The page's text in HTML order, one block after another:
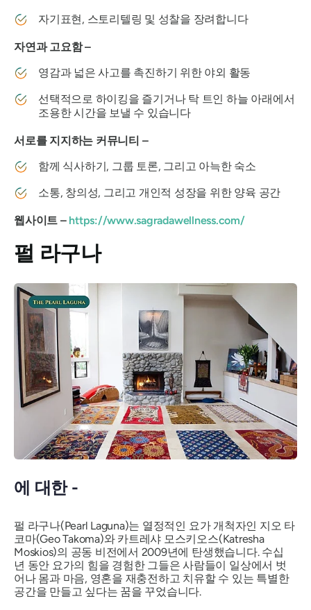
자기표현, 스토리텔링 및 성찰을 장려합니다
자연과 고요함 –
영감과 넓은 사고를 촉진하기 위한 야외 활동
선택적으로 하이킹을 즐기거나 탁 트인 하늘 아래에서
조용한 시간을 보낼 수 있습니다
서로를 지지하는 커뮤니티 –
함께 식사하기, 그룹 토론, 그리고 아늑한 숙소
소통, 창의성, 그리고 개인적 성장을 위한 양육 공간
웹사이트 – https://www.sagradawellness.com/
펄 라구나
에 대한 -
펄 라구나(Pearl Laguna)는 열정적인 요가 개척자인 지오 타
코마(Geo Takoma)와 카트레샤 모스키오스(Katresha
Moskios)의 공동 비전에서 2009년에 탄생했습니다. 수십
년 동안 요가의 힘을 경험한 그들은 사람들이 일상에서 벗
어나 몸과 마음, 영혼을 재충전하고 치유할 수 있는 특별한
공간을 만들고 싶다는 꿈을 꾸었습니다.